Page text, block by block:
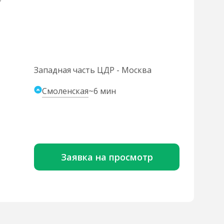
Западная часть ЦДР - Москва
Смоленская~6 мин
Заявка на просмотр